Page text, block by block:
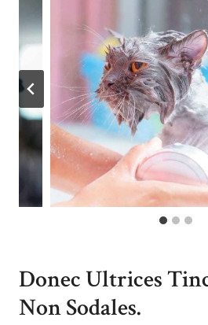
Donec Ultrices
Non Sodales.